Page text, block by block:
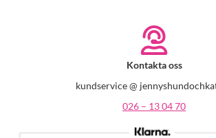
Kontakta oss
kundservice @
026 – 13 04 70